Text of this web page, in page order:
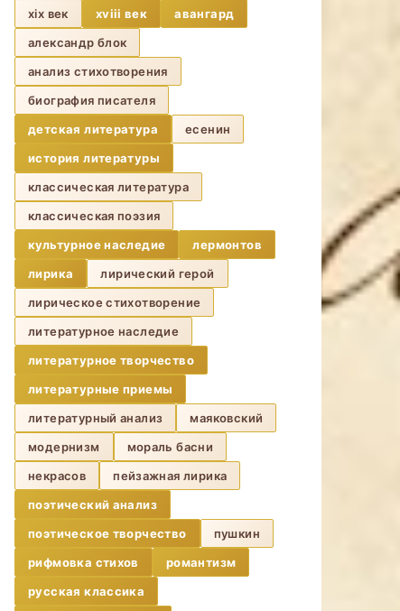
xix век xviii век
авангард
александр блок
анализ стихотворения
биография писателя
детская литература
есенин
история литературы
классическая литература
классическая поэзия
культурное наследие
лермонтов
лирика
лирический герой
лирическое стихотворение
литературное наследие
литературное творчество
литературные приемы
литературный анализ
маяковский
модернизм
мораль басни
некрасов
пейзажная лирика
поэтический анализ
поэтическое творчество
пушкин
рифмовка стихов
романтизм
русская классика